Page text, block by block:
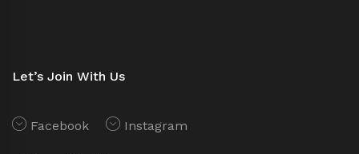
Let’s Join With Us
Facebook Instagram